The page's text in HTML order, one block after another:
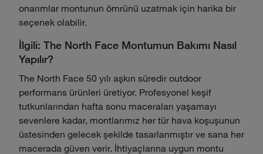
onarımlar montunun ömrünü uzatmak için harika bir
seçenek olabilir.
İlgili: The North Face Montumun Bakımı Nasıl
Yapılır?
The North Face 50 yılı aşkın süredir outdoor
performans ürünleri üretiyor. Profesyonel keşif
tutkunlarından hafta sonu maceraları yaşamayı
sevenlere kadar, montlarımız her tür hava koşuşunun
üstesinden gelecek şekilde tasarlanmıştır ve sana her
macerada güven verir. İhtiyaçlarına uygun montu